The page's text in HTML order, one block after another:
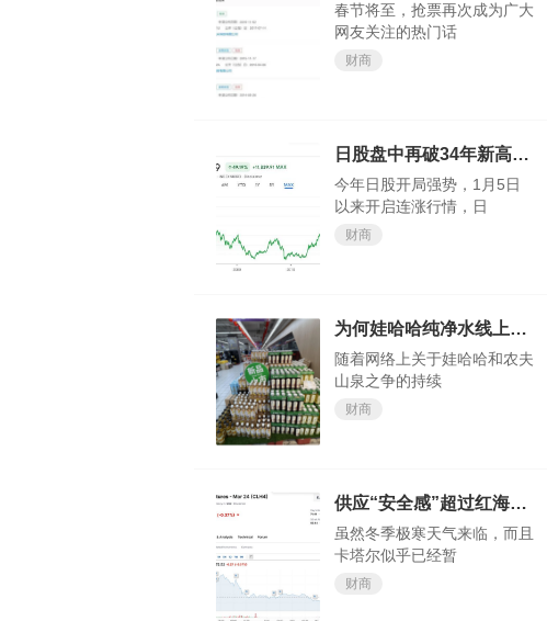
春节将至，抢票再次成为广大
网友关注的热门话
财商
日股盘中再破34年新高，今年还涨得动吗？
今年日股开局强势，1月5日
以来开启连涨行情，日
财商
为何娃哈哈纯净水线上会卖断货？
随着网络上关于娃哈哈和农夫
山泉之争的持续
财商
供应“安全感”超过红海“危机感”？欧洲天然气价格大跌
虽然冬季极寒天气来临，而且
卡塔尔似乎已经暂
财商